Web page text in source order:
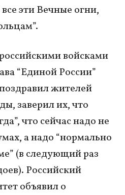
эти Вечные огни,
войсками
“Единой России”
жителей
заверил их, что
что сейчас надо не
а надо “нормально
(в следующий раз
Российский
объявил о